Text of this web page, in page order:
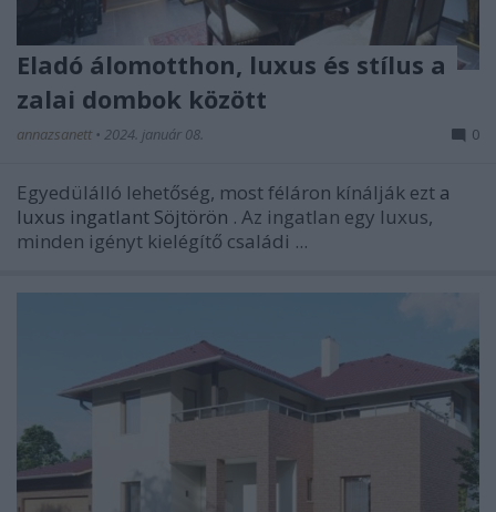
Eladó álomotthon, luxus és stílus a
zalai dombok között
annazsanett • 2024. január 08. 0
Egyedülálló lehetőség, most féláron kínálják ezt a
luxus ingatlant Söjtörön . Az ingatlan egy luxus,
minden igényt kielégítő családi ...